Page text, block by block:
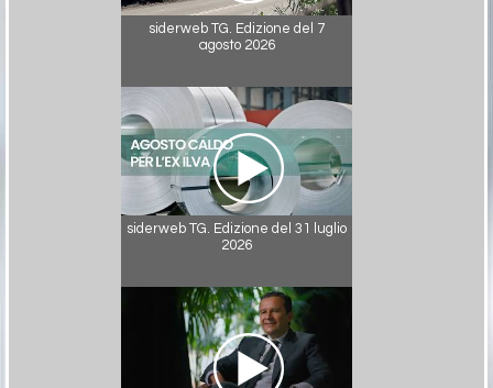
siderweb TG. Edizione del 7
agosto 2026
siderweb TG. Edizione del 31 luglio
2026